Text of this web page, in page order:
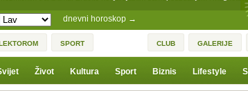
dnevni horoskop →
SPORT CLUB GALERIJE
Život Kultura Sport Biznis Lifestyle